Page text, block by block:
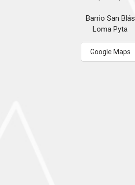
Barrio San Blás
Loma Pyta
Google Maps